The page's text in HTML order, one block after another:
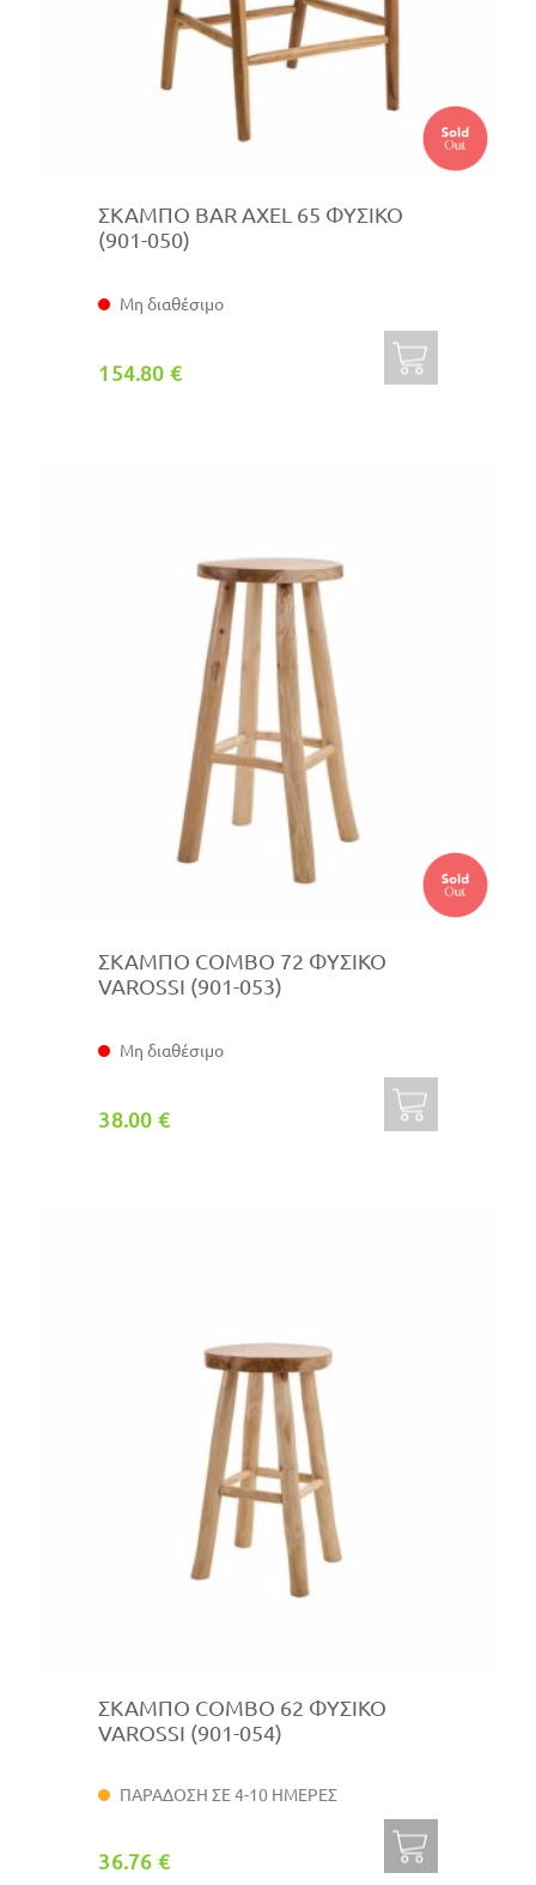
ΣΚΑΜΠΟ BAR AXEL 65 ΦΥΣΙΚΟ
(901-050)
Μη διαθέσιμο
154.80 €
ΣΚΑΜΠΟ COMBO 72 ΦΥΣΙΚΟ
VAROSSI (901-053)
Μη διαθέσιμο
38.00 €
ΣΚΑΜΠΟ COMBO 62 ΦΥΣΙΚΟ
VAROSSI (901-054)
ΠΑΡΑΔΟΣΗ ΣΕ 4-10 ΗΜΕΡΕΣ
36.76 €